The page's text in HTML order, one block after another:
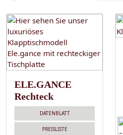
ELE.GANCE
Rechteck
DATENBLATT
PREISLISTE